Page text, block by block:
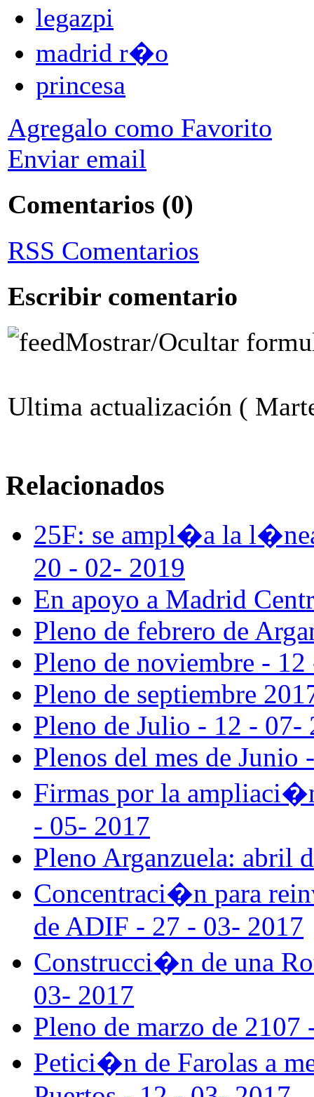
legazpi
madrid r�o
princesa
Agregalo como Favorito
Enviar email
Comentarios (0)
RSS Comentarios
Escribir comentario
Mostrar/Ocultar
Ultima actualización (
Relacionados
25F: se ampl�a la
20 - 02- 2019
En apoyo a Madrid
Pleno de febrero de
Pleno de noviembre -
Pleno de septiembre
Pleno de Julio - 12 - 07-
Plenos del mes de Junio
Firmas por la
- 05- 2017
Pleno Arganzuela: abril
Concentraci�n para
de ADIF - 27 - 03- 2017
Construcci�n de una
03- 2017
Pleno de marzo de
Petici�n de Farolas a